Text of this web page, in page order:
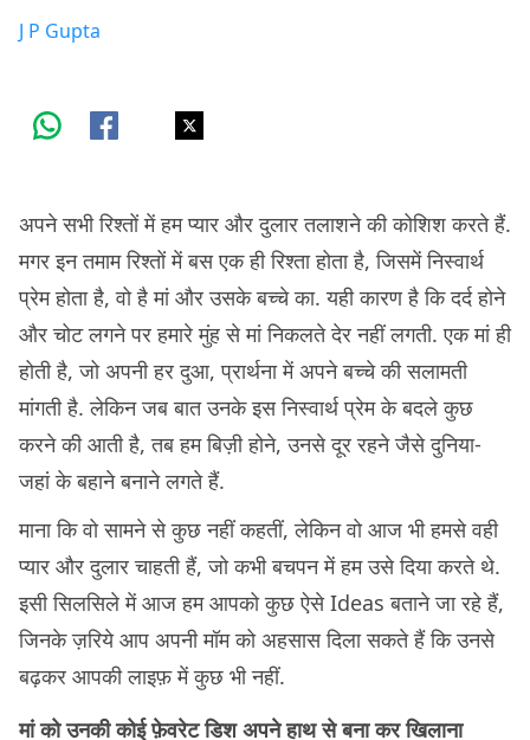
J P Gupta
अपने सभी रिश्तों में हम प्यार और दुलार तलाशने की कोशिश करते हैं.
मगर इन तमाम रिश्तों में बस एक ही रिश्ता होता है, जिसमें निस्वार्थ
प्रेम होता है, वो है मां और उसके बच्चे का. यही कारण है कि दर्द होने
और चोट लगने पर हमारे मुंह से मां निकलते देर नहीं लगती. एक मां ही
होती है, जो अपनी हर दुआ, प्रार्थना में अपने बच्चे की सलामती
मांगती है. लेकिन जब बात उनके इस निस्वार्थ प्रेम के बदले कुछ
करने की आती है, तब हम बिज़ी होने, उनसे दूर रहने जैसे दुनिया-
जहां के बहाने बनाने लगते हैं.
माना कि वो सामने से कुछ नहीं कहतीं, लेकिन वो आज भी हमसे वही
प्यार और दुलार चाहती हैं, जो कभी बचपन में हम उसे दिया करते थे.
इसी सिलसिले में आज हम आपको कुछ ऐसे Ideas बताने जा रहे हैं,
जिनके ज़रिये आप अपनी मॉम को अहसास दिला सकते हैं कि उनसे
बढ़कर आपकी लाइफ़ में कुछ भी नहीं.
मां को उनकी कोई फ़ेवरेट डिश अपने हाथ से बना कर खिलाना